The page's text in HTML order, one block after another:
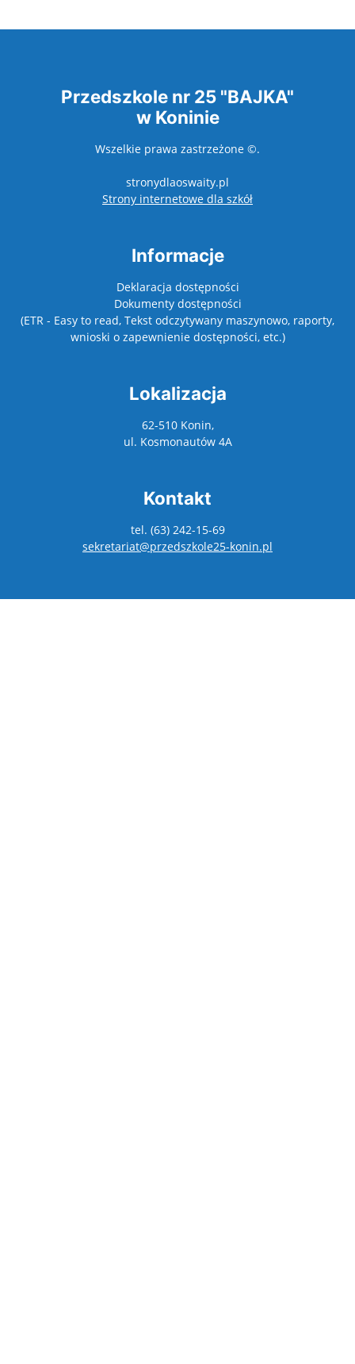
Przedszkole nr 25 "BAJKA"
w Koninie
Wszelkie prawa zastrzeżone ©.
stronydlaoswaity.pl
Strony internetowe dla szkółotwiera się w
Informacje
Deklaracja dostępności
Dokumenty dostępności
(ETR - Easy to read, Tekst odczytywany maszynowo, raporty,
wnioski o zapewnienie dostępności, etc.)
Lokalizacja
62-510 Konin,
ul. Kosmonautów 4A
Kontakt
tel. (63) 242-15-69
sekretariat@przedszkole25-konin.pl